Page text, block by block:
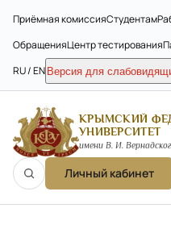
Приёмная комиссияСтудентам
ОбращенияЦентр тестирования
RU / EN Версия для
КРЫМСКИЙ
УНИВЕРСИТЕТ
имени В. И.
Личный кабинет